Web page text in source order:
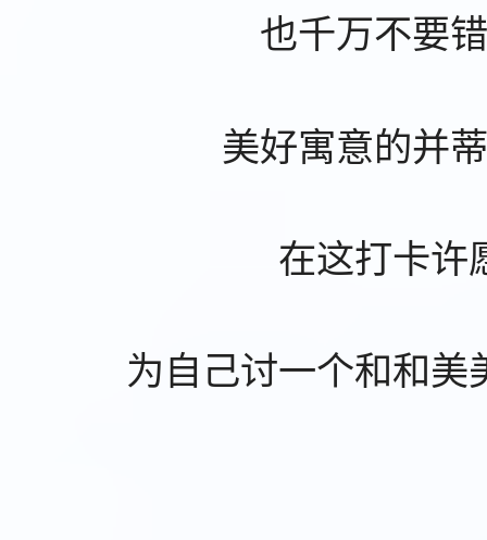
也千万不要
美好寓意的并
在这打卡许
为自己讨一个和和美